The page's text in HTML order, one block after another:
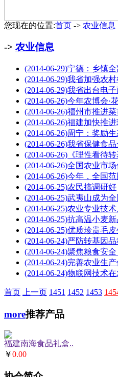
您现在的位置:首页 -> 农业信息
-> 农业信息
(2014-06-29)宁德：乡镇
(2014-06-29)我省加强农
(2014-06-29)我省出台电
(2014-06-26)今年农博会·
(2014-06-26)福州市推进
(2014-06-26)福建加快推
(2014-06-26)周宁：奖励
(2014-06-26)我省保健食
(2014-06-26) 《理性看待
(2014-06-26)全国农业市
(2014-06-26)今年，全国
(2014-06-25)农民搞调研好
(2014-06-25)武夷山成为
(2014-06-25)农业专业技
(2014-06-25)抗高温小麦
(2014-06-25)优质珍贵毛
(2014-06-24)严防转基因
(2014-06-24)聚焦粮食安
(2014-06-24)完善农业生
(2014-06-24)物联网技术
首页 上一页 1451 1452 1453
more推荐产品
福建南海食品礼盒..
￥0.00